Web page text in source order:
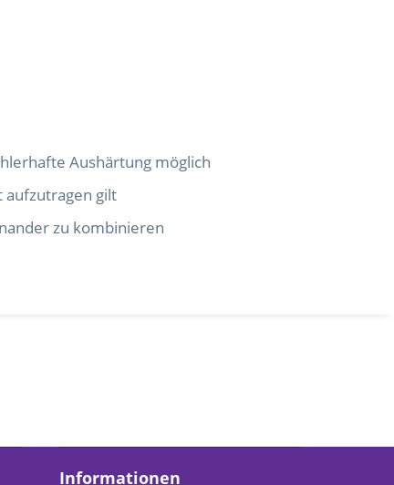
Aushärtung möglich
aufzutragen gilt
zu kombinieren
Informationen